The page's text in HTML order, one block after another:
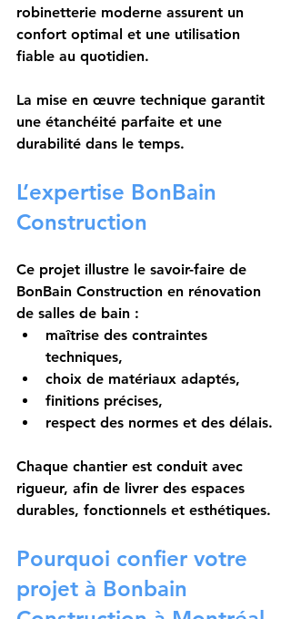
robinetterie moderne assurent un
confort optimal et une utilisation
fiable au quotidien.
La mise en œuvre technique garantit
une étanchéité parfaite et une
durabilité dans le temps.
L’expertise BonBain
Construction
Ce projet illustre le savoir-faire de
BonBain Construction en rénovation
de salles de bain :
maîtrise des contraintes
techniques,
choix de matériaux adaptés,
finitions précises,
respect des normes et des délais.
Chaque chantier est conduit avec
rigueur, afin de livrer des espaces
durables, fonctionnels et esthétiques.
Pourquoi confier votre
projet à Bonbain